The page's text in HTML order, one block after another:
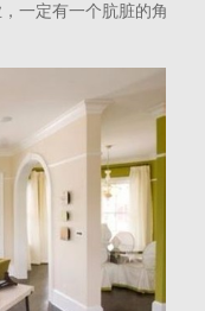
一定有一个肮脏的角